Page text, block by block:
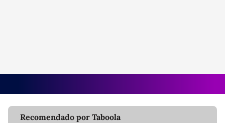
Recomendado por Taboola